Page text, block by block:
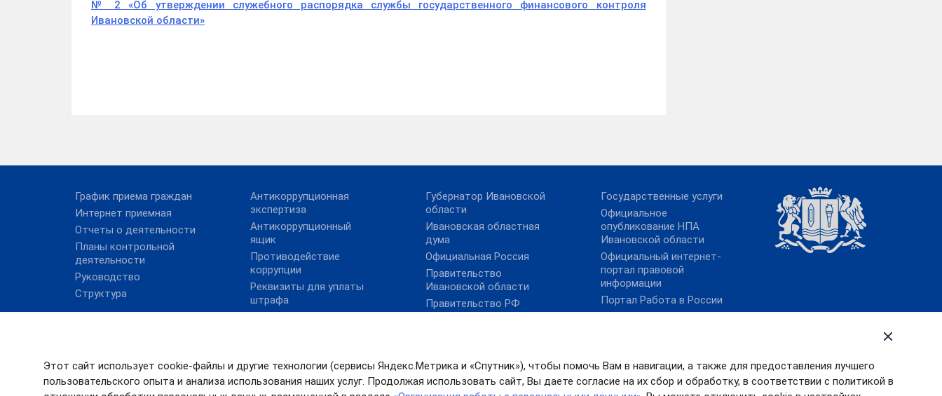
Этот сайт использует cookie-файлы и другие технологии (сервисы Яндекс.Метрика и «Спутник»), чтобы помочь Вам в навигации, а также для предоставления лучшего
пользовательского опыта и анализа использования наших услуг. Продолжая использовать сайт, Вы даете согласие на их сбор и обработку, в соответствии с политикой в
№ 2 «Об утверждении служебного распорядка службы государственного финансового контроля
Ивановской области»
График приема граждан
Интернет приемная
Отчеты о деятельности
Планы контрольной
деятельности
Руководство
Структура
Антикоррупционная
экспертиза
Антикоррупционный
ящик
Противодействие
коррупции
Реквизиты для уплаты
штрафа
государственного
финансового контроля
Губернатор Ивановской
области
Ивановская областная
дума
Официальная Россия
Правительство
Ивановской области
Правительство РФ
Государственные услуги
Официальное
опубликование НПА
Ивановской области
Официальный интернет-
портал правовой
информации
Портал Работа в России